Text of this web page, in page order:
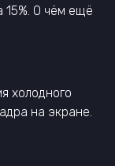
15%. О чём ещё
холодного
на экране.